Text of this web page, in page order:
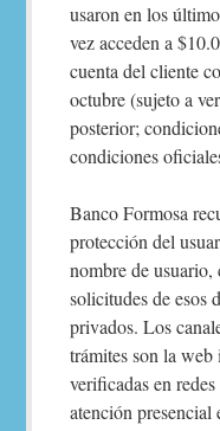
usaron en los
vez acceden a
cuenta del cliente
octubre (sujeto a
posterior;
condiciones
Banco Formosa
protección del
nombre de
solicitudes de esos
privados. Los
trámites son la
verificadas en
atención presencial